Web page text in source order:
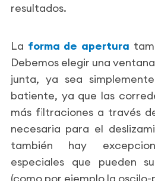
resultados.
La forma de apertura
Debemos elegir una
junta, ya sea
batiente, ya que las
más filtraciones a través
necesaria para el
también hay
especiales que pueden
(como por ejemplo la oscilo-